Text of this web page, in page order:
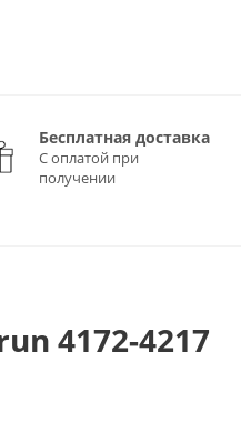
Бесплатная доставка
С оплатой при
получении
4172-4217